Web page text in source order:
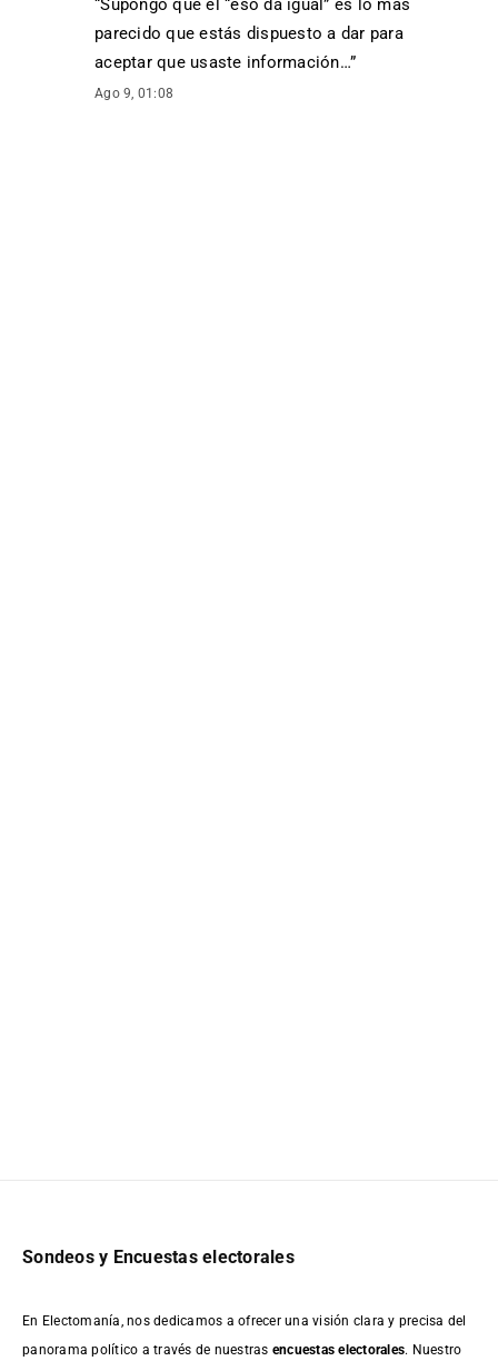
“Supongo que el “eso da igual” es lo más
parecido que estás dispuesto a dar para
aceptar que usaste información…”
Ago 9, 01:08
Sondeos y Encuestas electorales
En Electomanía, nos dedicamos a ofrecer una visión clara y precisa del
panorama político a través de nuestras encuestas electorales. Nuestro